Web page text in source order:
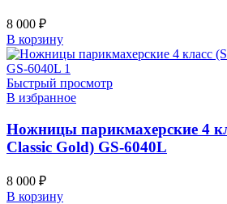
8 000 ₽
В корзину
Быстрый просмотр
В избранное
Ножницы парикмахерские 4
Classic Gold) GS-6040L
8 000 ₽
В корзину